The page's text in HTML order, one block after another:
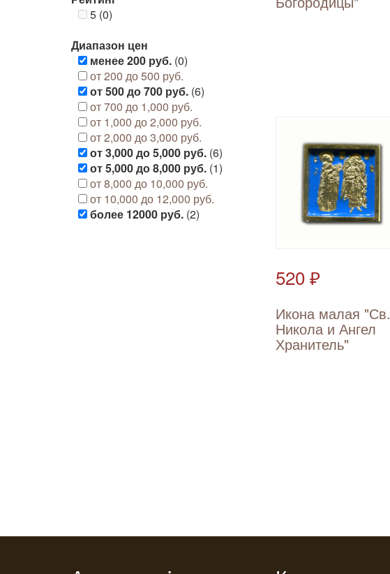
5 (0)
Диапазон цен
менее 200 руб. (0)
от 200 до 500 руб.
от 500 до 700 руб. (6)
от 700 до 1,000 руб.
от 1,000 до 2,000 руб.
от 2,000 до 3,000 руб.
от 3,000 до 5,000 руб. (6)
от 5,000 до 8,000 руб. (1)
от 8,000 до 10,000 руб.
от 10,000 до 12,000 руб.
более 12000 руб. (2)
520 ₽
Икона малая "Св.
Никола и Ангел
Хранитель"